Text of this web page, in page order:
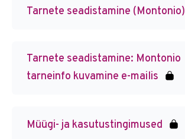
Tarnete seadistamine (Montonio)
Tarnete seadistamine: Montonio
tarneinfo kuvamine e-mailis
Müügi- ja kasutustingimused